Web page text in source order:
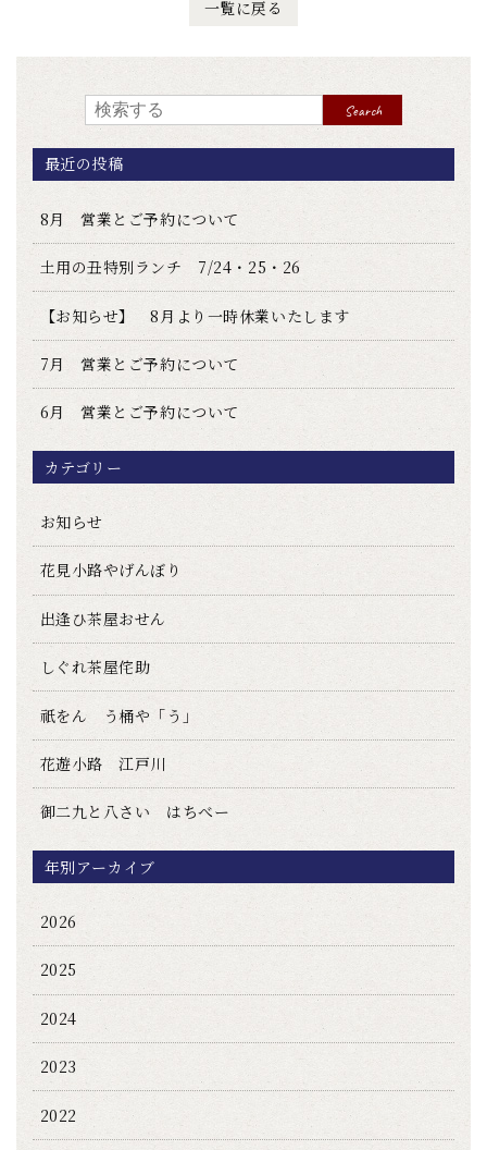
一覧に戻る
Search
最近の投稿
8月 営業とご予約について
土用の丑特別ランチ 7/24・25・26
【お知らせ】 8月より一時休業いたします
7月 営業とご予約について
6月 営業とご予約について
カテゴリー
お知らせ
花見小路やげんぼり
出逢ひ茶屋おせん
しぐれ茶屋侘助
祇をん う桶や「う」
花遊小路 江戸川
御二九と八さい はちべー
年別アーカイブ
2026
2025
2024
2023
2022